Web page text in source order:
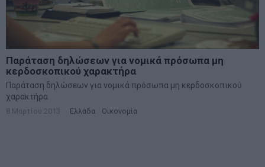
Παράταση δηλώσεων για νομικά πρόσωπα μη
κερδοσκοπικού χαρακτήρα
Παράταση δηλώσεων για νομικά πρόσωπα μη κερδοσκοπικού
χαρακτήρα
8 Μαρτίου 2013 Ελλάδα Οικονομία